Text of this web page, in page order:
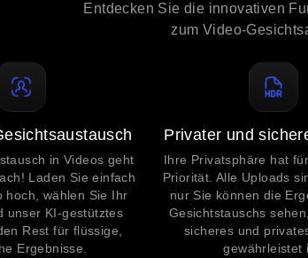
Entdecken Sie die innovativen
zum Video-
in Videos geht
Laden Sie einfach
hoch, wählen Sie Ihr
unser KI-gestütztes
Rest für flüssige,
Ergebnisse.
Privater und
Ihre Privatsphäre hat
Priorität. Alle Uploads
nur Sie können die
Gesichtstauschs
sicheres und
gewährleistet